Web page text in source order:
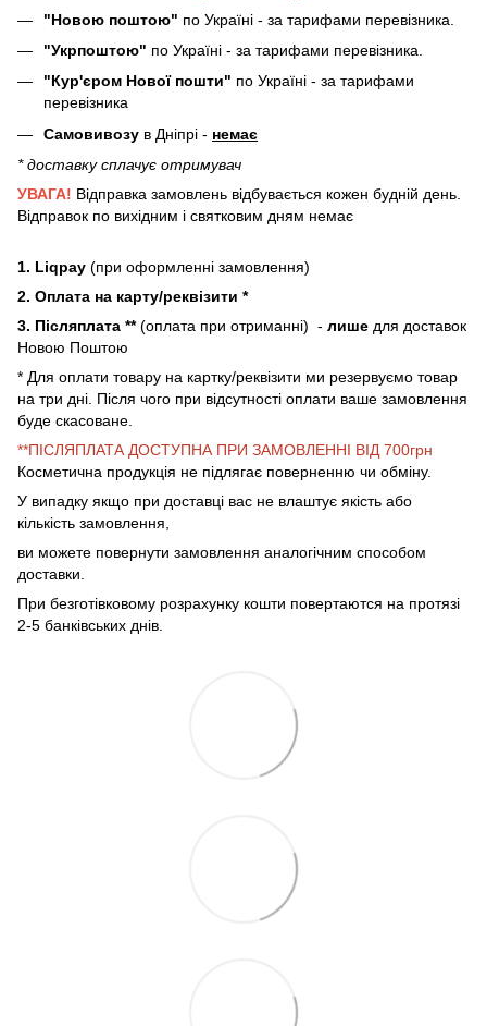
"Новою поштою" по Україні - за тарифами перевізника.
"Укрпоштою" по Україні - за тарифами перевізника.
"Кур'єром Нової пошти" по Україні - за тарифами
перевізника
Самовивозу в Дніпрі - немає
* доставку сплачує отримувач
УВАГА! Відправка замовлень відбувається кожен будній день.
Відправок по вихідним і святковим дням немає
1. Liqpay (при оформленні замовлення)
2. Оплата на карту/реквізити *
3. Післяплата **(оплата при отриманні) - лише для доставок
Новою Поштою
* Для оплати товару на картку/реквізити ми резервуємо товар
на три дні. Після чого при відсутності оплати ваше замовлення
буде скасоване.
**ПІСЛЯПЛАТА ДОСТУПНА ПРИ ЗАМОВЛЕННІ ВІД 700грн
Косметична продукція не підлягає поверненню чи обміну.
У випадку якщо при доставці вас не влаштує якість або
кількість замовлення,
ви можете повернути замовлення аналогічним способом
доставки.
При безготівковому розрахунку кошти повертаются на протязі
2-5 банківських днів.